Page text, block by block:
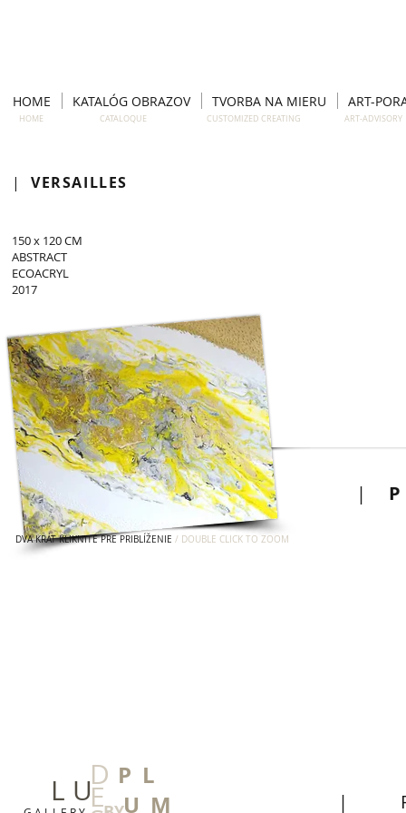
HOME KATALÓG OBRAZOV TVORBA NA MIERU ART-
| VERSAILLES
150 x 120 CM
ABSTRACT
ECOACRYL
2017
|
DVA KRÁT KLIKNITE PRE PRIBLÍŽENIE / DOUBLE CLICK TO ZOOM
P L
U M
D
E
L U
|
HOME CATALOQUE CUSTOMIZED CREATING ART-